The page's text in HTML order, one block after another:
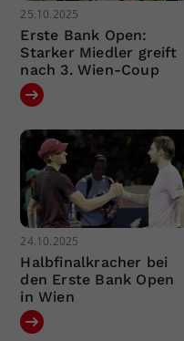
25.10.2025
Erste Bank Open:
Starker Miedler greift
nach 3. Wien-Coup
24.10.2025
Halbfinalkracher bei
den Erste Bank Open
in Wien